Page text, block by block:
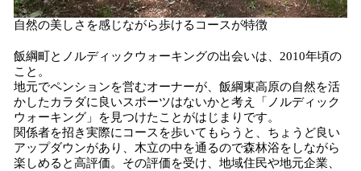
自然の美しさを感じながら歩けるコースが特徴
飯綱町とノルディックウォーキングの出会いは、2010年頃の
こと。
地元でペンションを営むオーナーが、飯綱東高原の自然を活
かしたカラダに良いスポーツはないかと考え「ノルディック
ウォーキング」を見つけたことがはじまりです。
関係者を招き実際にコースを歩いてもらうと、ちょうど良い
アップダウンがあり、木立の中を通るので森林浴をしながら
楽しめると高評価。その評価を受け、地域住民や地元企業、